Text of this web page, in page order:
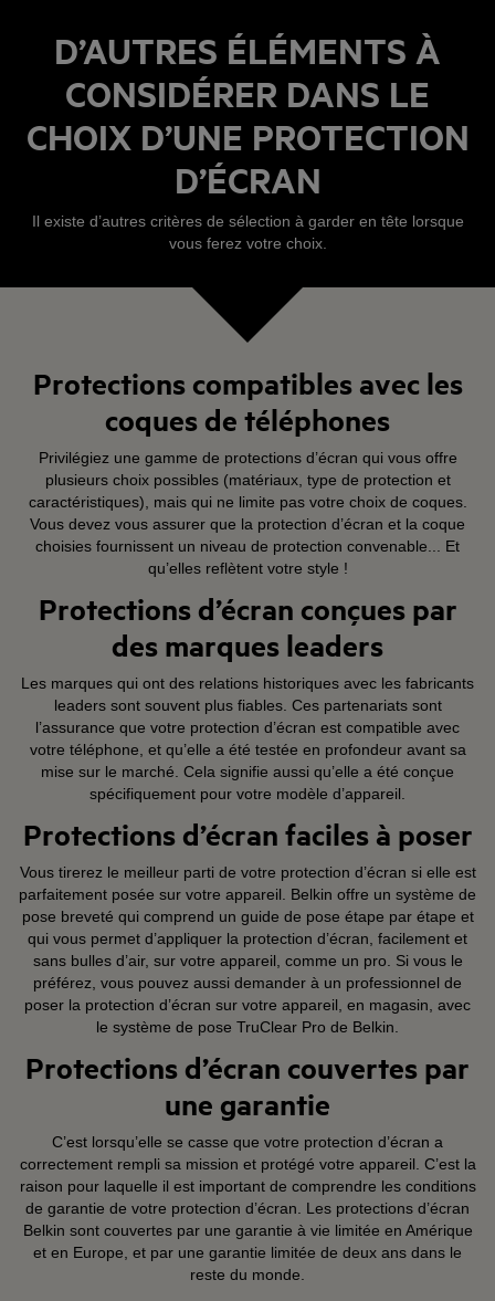
D’AUTRES ÉLÉMENTS À
CONSIDÉRER DANS LE
CHOIX D’UNE PROTECTION
D’ÉCRAN
Il existe d’autres critères de sélection à garder en tête lorsque
vous ferez votre choix.
Protections compatibles avec les
coques de téléphones
Privilégiez une gamme de protections d’écran qui vous offre
plusieurs choix possibles (matériaux, type de protection et
caractéristiques), mais qui ne limite pas votre choix de coques.
Vous devez vous assurer que la protection d’écran et la coque
choisies fournissent un niveau de protection convenable... Et
qu’elles reflètent votre style !
Protections d’écran conçues par
des marques leaders
Les marques qui ont des relations historiques avec les fabricants
leaders sont souvent plus fiables. Ces partenariats sont
l’assurance que votre protection d’écran est compatible avec
votre téléphone, et qu’elle a été testée en profondeur avant sa
mise sur le marché. Cela signifie aussi qu’elle a été conçue
spécifiquement pour votre modèle d’appareil.
Protections d’écran faciles à poser
Vous tirerez le meilleur parti de votre protection d’écran si elle est
parfaitement posée sur votre appareil. Belkin offre un système de
pose breveté qui comprend un guide de pose étape par étape et
qui vous permet d’appliquer la protection d’écran, facilement et
sans bulles d’air, sur votre appareil, comme un pro. Si vous le
préférez, vous pouvez aussi demander à un professionnel de
poser la protection d’écran sur votre appareil, en magasin, avec
le système de pose TruClear Pro de Belkin.
Protections d’écran couvertes par
une garantie
C’est lorsqu’elle se casse que votre protection d’écran a
correctement rempli sa mission et protégé votre appareil. C’est la
raison pour laquelle il est important de comprendre les conditions
de garantie de votre protection d’écran. Les protections d’écran
Belkin sont couvertes par une garantie à vie limitée en Amérique
et en Europe, et par une garantie limitée de deux ans dans le
reste du monde.